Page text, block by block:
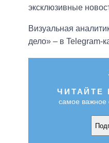
эксклюзивные
Визуальная
дело» – в Telegram-
ЧИТАЙТЕ
самое важное